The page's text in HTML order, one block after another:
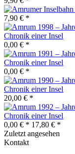
7,90 € *
Chronik einer Insel
0,00 € *
Chronik einer Insel
0,00 € *
Chronik einer Insel
20,00 € *
Chronik einer Insel
0,00 € * 17,80 € *
Zuletzt angesehen
Kontakt